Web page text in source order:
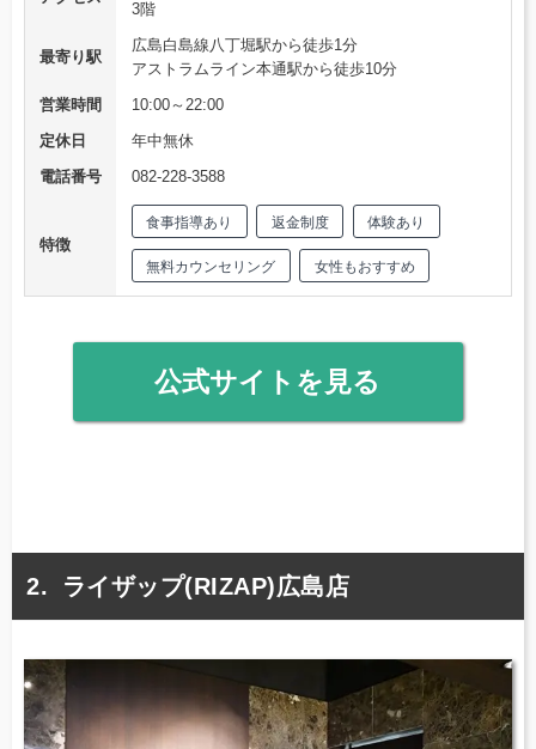
3階
最寄り駅
広島白島線八丁堀駅から徒歩1分
アストラムライン本通駅から徒歩10分
営業時間
10:00～22:00
定休日
年中無休
電話番号
082-228-3588
特徴
食事指導あり 返金制度 体験あり
無料カウンセリング 女性もおすすめ
公式サイトを見る
ライザップ(RIZAP)広島店